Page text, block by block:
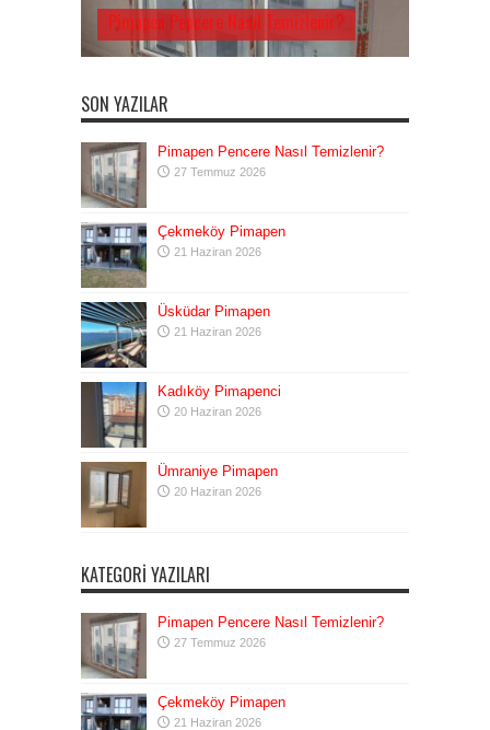
Pimapen Pencere Nasıl Temizlenir?
SON YAZILAR
Pimapen Pencere Nasıl Temizlenir?
27 Temmuz 2026
Çekmeköy Pimapen
21 Haziran 2026
Üsküdar Pimapen
21 Haziran 2026
Kadıköy Pimapenci
20 Haziran 2026
Ümraniye Pimapen
20 Haziran 2026
KATEGORI YAZILARI
Pimapen Pencere Nasıl Temizlenir?
27 Temmuz 2026
Çekmeköy Pimapen
21 Haziran 2026